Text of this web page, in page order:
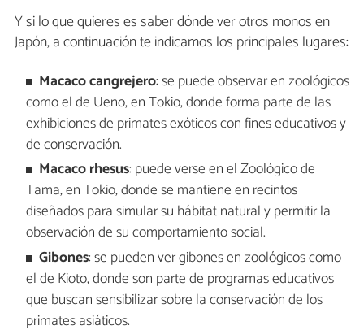
Y si lo que quieres es saber dónde ver otros monos en
Japón, a continuación te indicamos los principales lugares:
Macaco cangrejero: se puede observar en zoológicos
como el de Ueno, en Tokio, donde forma parte de las
exhibiciones de primates exóticos con fines educativos y
de conservación.
Macaco rhesus: puede verse en el Zoológico de
Tama, en Tokio, donde se mantiene en recintos
diseñados para simular su hábitat natural y permitir la
observación de su comportamiento social.
Gibones: se pueden ver gibones en zoológicos como
el de Kioto, donde son parte de programas educativos
que buscan sensibilizar sobre la conservación de los
primates asiáticos.